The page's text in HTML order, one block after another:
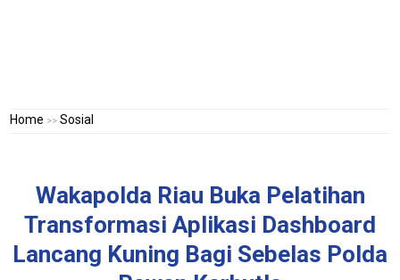
Home >>Sosial
Wakapolda Riau Buka Pelatihan
Transformasi Aplikasi Dashboard
Lancang Kuning Bagi Sebelas Polda